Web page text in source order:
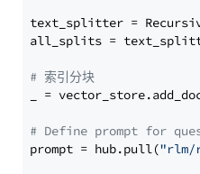
text_splitter =
all_splits =
# 索引分块
_ =
# Define prompt for
prompt = hub.pull("rlm/